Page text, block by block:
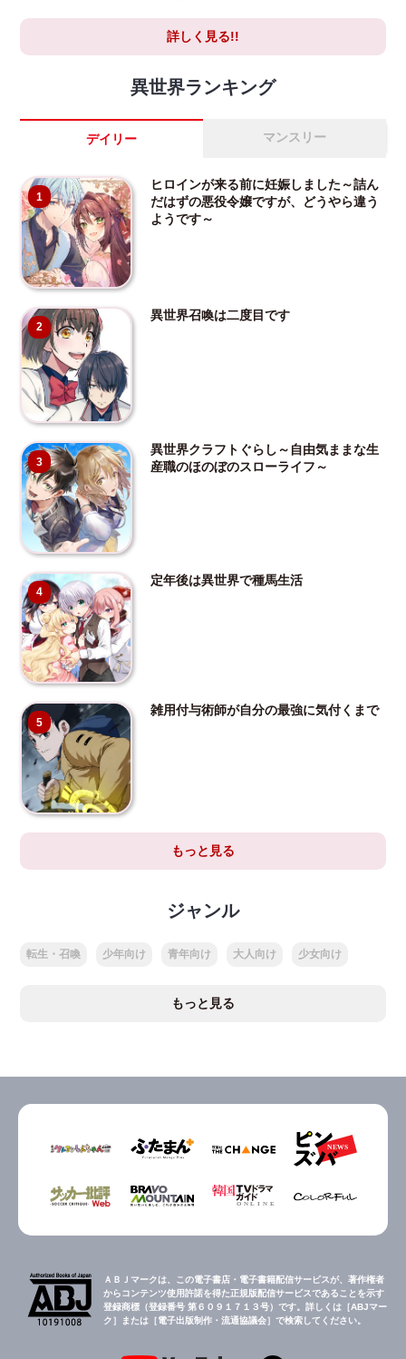
詳しく見る!!
異世界ランキング
デイリー マンスリー
1
ヒロインが来る前に妊娠しました～詰ん
だはずの悪役令嬢ですが、どうやら違う
ようです～
2
異世界召喚は二度目です
3
異世界クラフトぐらし～自由気ままな生
産職のほのぼのスローライフ～
4
定年後は異世界で種馬生活
5
雑用付与術師が自分の最強に気付くまで
もっと見る
ジャンル
転生・召喚 少年向け 青年向け 大人向け 少女向け
もっと見る
ＡＢＪマークは、この電子書店・電子書籍配信サービスが、著作権者
からコンテンツ使用許諾を得た正規版配信サービスであることを示す
登録商標（登録番号 第６０９１７１３号）です。詳しくは［ABJマー
ク］または［電子出版制作・流通協議会］で検索してください。